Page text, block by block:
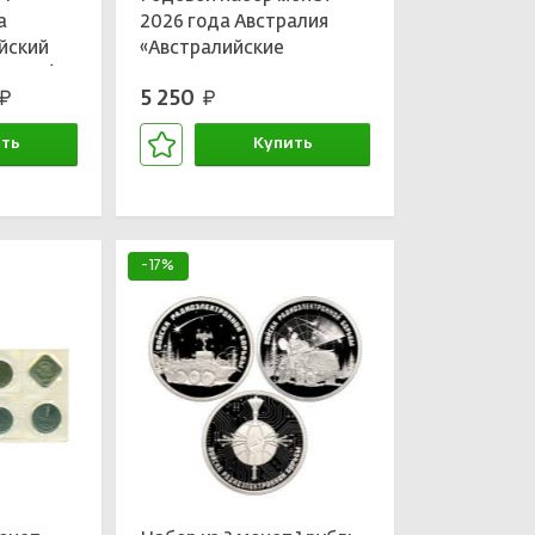
руб.
2026 года Австралия
«Австралийские
5 250 руб.
Купить
-17%